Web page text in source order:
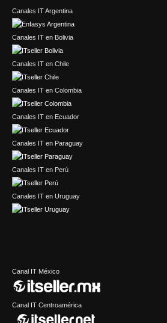
Canales IT Argentina
Canales IT en Bolivia
Canales IT en Chile
Canales IT en Colombia
Canales IT en Ecuador
Canales IT en Paraguay
Canales IT en Perú
Canales IT en Uruguay
Canal IT México
Canal IT Centroamérica